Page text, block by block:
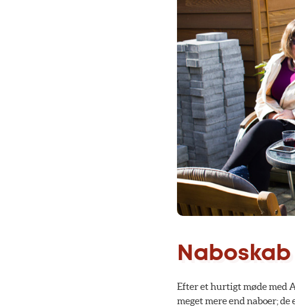
Efter et hurtigt møde med
meget mere end naboer;